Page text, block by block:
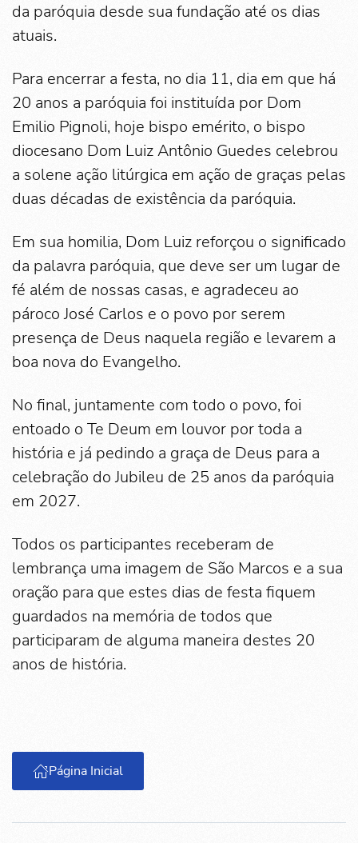
da paróquia desde sua fundação até os dias
atuais.
Para encerrar a festa, no dia 11, dia em que há
20 anos a paróquia foi instituída por Dom
Emilio Pignoli, hoje bispo emérito, o bispo
diocesano Dom Luiz Antônio Guedes celebrou
a solene ação litúrgica em ação de graças pelas
duas décadas de existência da paróquia.
Em sua homilia, Dom Luiz reforçou o significado
da palavra paróquia, que deve ser um lugar de
fé além de nossas casas, e agradeceu ao
pároco José Carlos e o povo por serem
presença de Deus naquela região e levarem a
boa nova do Evangelho.
No final, juntamente com todo o povo, foi
entoado o Te Deum em louvor por toda a
história e já pedindo a graça de Deus para a
celebração do Jubileu de 25 anos da paróquia
em 2027.
Todos os participantes receberam de
lembrança uma imagem de São Marcos e a sua
oração para que estes dias de festa fiquem
guardados na memória de todos que
participaram de alguma maneira destes 20
anos de história.
Página Inicial